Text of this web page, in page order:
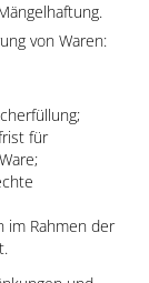
von Waren:
für
im Rahmen der